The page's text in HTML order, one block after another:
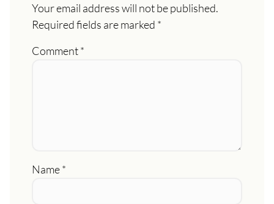
Your email address will not be published.
Required fields are marked *
Comment*
Name*